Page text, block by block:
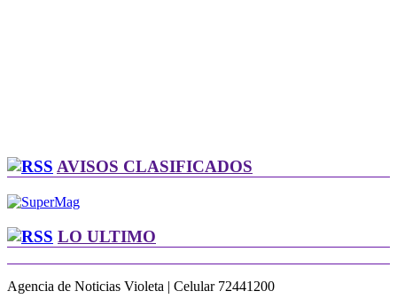
AVISOS CLASIFICADOS
LO ULTIMO
Agencia de Noticias Violeta | Celular 72441200